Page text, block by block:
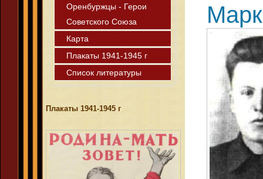
Оренбуржцы - Герои
Советского Союза
Карта
Плакаты 1941-1945 г
Список литературы
Плакаты 1941-1945 г